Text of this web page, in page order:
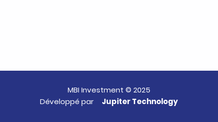
MBI Investment © 2025
Développé par
Jupiter Technology